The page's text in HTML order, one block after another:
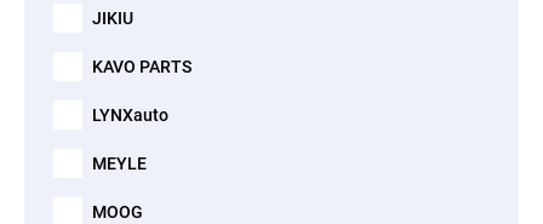
JIKIU
KAVO PARTS
LYNXauto
MEYLE
MOOG